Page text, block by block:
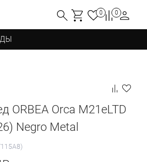
0 0
ORBEA Orca M21eLTD
Negro Metal